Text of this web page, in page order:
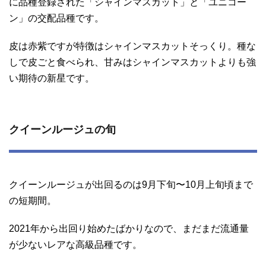
に品種登録された「シャインマスカット」と「ユニコー
ン」の交配品種です。
皮は赤紫ですが特徴はシャインマスカットそっくり。種な
しで皮ごと食べられ、甘みはシャインマスカットよりも強
い期待の新星です。
クイーンルージュの旬
クイーンルージュが出回るのは9月下旬〜10月上旬頃まで
の短期間。
2021年から出回り始めたばかりなので、まだまだ流通量
が少ないレアな高級品種です。